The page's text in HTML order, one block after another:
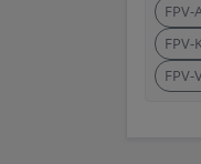
FPV-
FPV-
FPV-